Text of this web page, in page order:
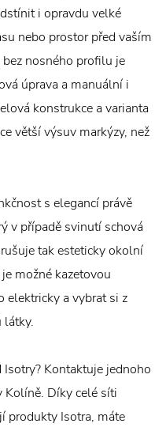
i opravdu velké
nebo prostor před vaším
nosného profilu je
úprava a manuální i
konstrukce a varianta
větší výsuv markýzy, než
s elegancí právě
v případě svinutí schová
tak esteticky okolní
možné kazetovou
elektricky a vybrat si z
látky.
Kontaktuje jednoho
Kolíně. Díky celé síti
produkty Isotra, máte